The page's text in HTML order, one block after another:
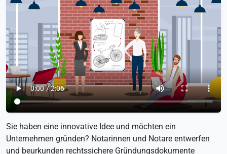
Sie haben eine innovative Idee und möchten ein
Unternehmen gründen? Notarinnen und Notare entwerfen
und beurkunden rechtssichere Gründungsdokumente